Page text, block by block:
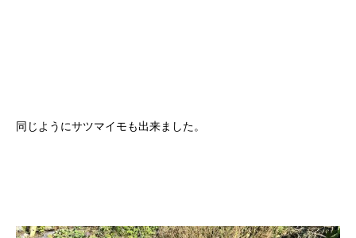
同じようにサツマイモも出来ました。